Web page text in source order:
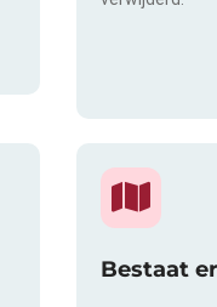
Bestaat